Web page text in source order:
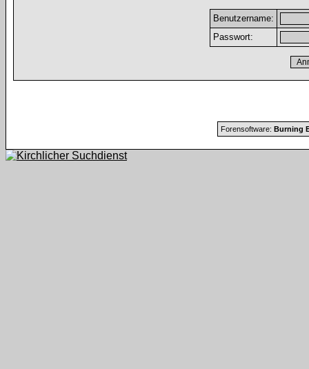
Benutzername:
Passwort:
Forensoftware: Burning